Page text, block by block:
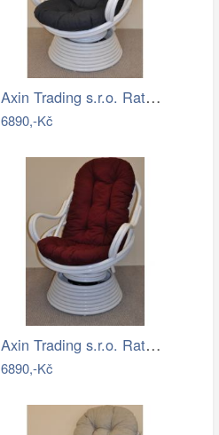
Axin Trading s.r.o. Ratanové houpací…
6890,-Kč
Axin Trading s.r.o. Ratanové houpací…
6890,-Kč